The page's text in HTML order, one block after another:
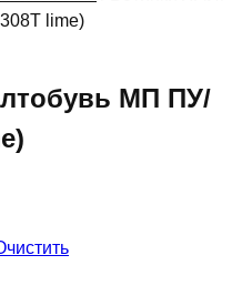
lime)
МП ПУ/